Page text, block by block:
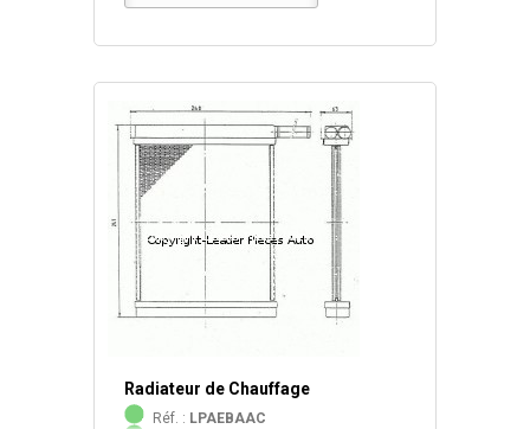
Radiateur de Chauffage
Réf. : LPAEBAAC